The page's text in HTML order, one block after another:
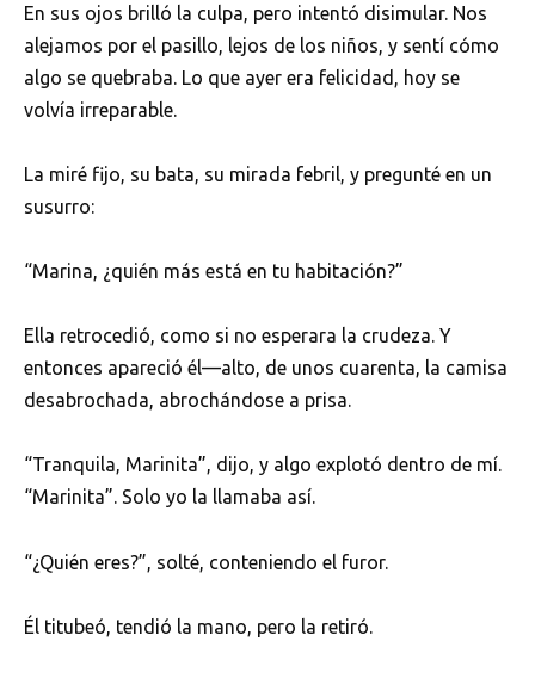
En sus ojos brilló la culpa, pero intentó disimular. Nos
alejamos por el pasillo, lejos de los niños, y sentí cómo
algo se quebraba. Lo que ayer era felicidad, hoy se
volvía irreparable.
La miré fijo, su bata, su mirada febril, y pregunté en un
susurro:
“Marina, ¿quién más está en tu habitación?”
Ella retrocedió, como si no esperara la crudeza. Y
entonces apareció él—alto, de unos cuarenta, la camisa
desabrochada, abrochándose a prisa.
“Tranquila, Marinita”, dijo, y algo explotó dentro de mí.
“Marinita”. Solo yo la llamaba así.
“¿Quién eres?”, solté, conteniendo el furor.
Él titubeó, tendió la mano, pero la retiró.